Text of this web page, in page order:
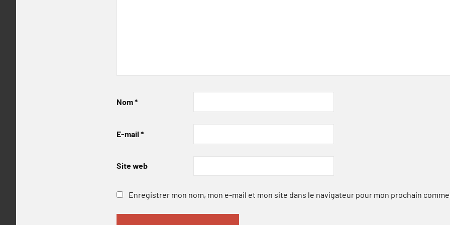
Nom*
E-mail *
Site web
Enregistrer mon nom, mon e-mail et mon site dans le navigateur pour mon prochain